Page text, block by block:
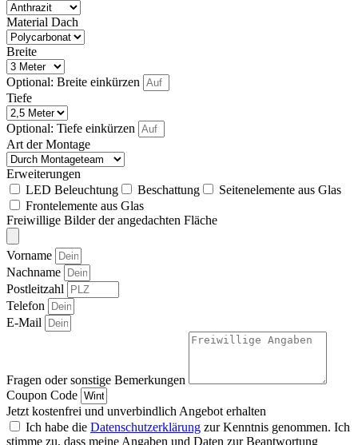
Material Dach
Breite
Optional: Breite einkürzen
Tiefe
Optional: Tiefe einkürzen
Art der Montage
Erweiterungen
LED Beleuchtung
Beschattung
Seitenelemente aus Glas
Frontelemente aus Glas
Freiwillige Bilder der angedachten Fläche
Vorname
Nachname
Postleitzahl
Telefon
E-Mail
Fragen oder sonstige Bemerkungen
Coupon Code
Jetzt kostenfrei und unverbindlich Angebot erhalten
Ich habe die Datenschutzerklärung zur Kenntnis genommen. Ich
stimme zu, dass meine Angaben und Daten zur Beantwortung